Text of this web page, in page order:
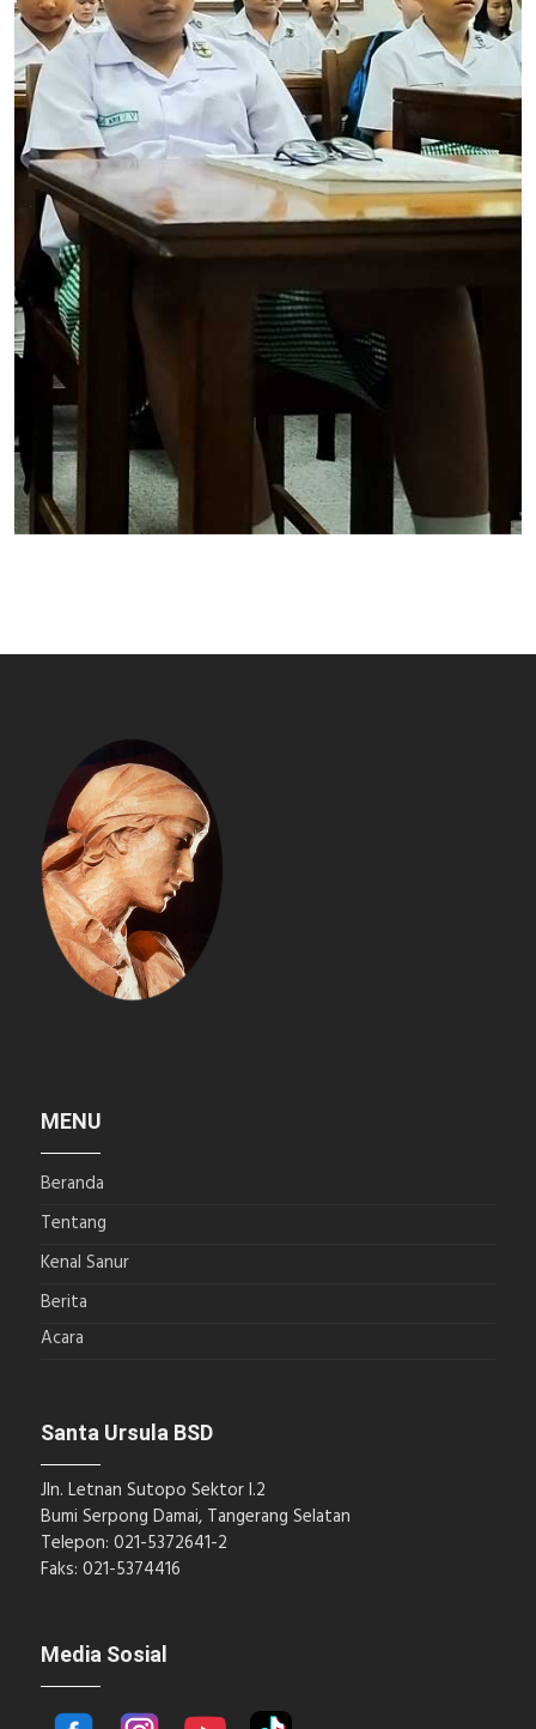
MENU
Beranda
Tentang
Kenal Sanur
Berita
Acara
Santa Ursula BSD
Jln. Letnan Sutopo Sektor I.2
Bumi Serpong Damai, Tangerang Selatan
Telepon: 021-5372641-2
Faks: 021-5374416
Media Sosial